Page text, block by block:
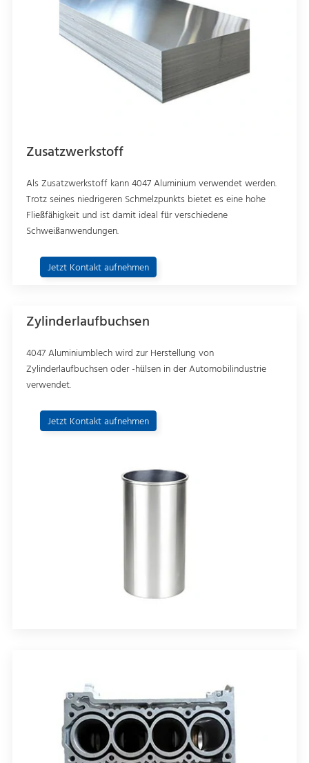
Zusatzwerkstoff
Als Zusatzwerkstoff kann 4047 Aluminium verwendet werden.
Trotz seines niedrigeren Schmelzpunkts bietet es eine hohe
Fließfähigkeit und ist damit ideal für verschiedene
Schweißanwendungen.
Jetzt Kontakt aufnehmen
Zylinderlaufbuchsen
4047 Aluminiumblech wird zur Herstellung von
Zylinderlaufbuchsen oder -hülsen in der Automobilindustrie
verwendet.
Jetzt Kontakt aufnehmen